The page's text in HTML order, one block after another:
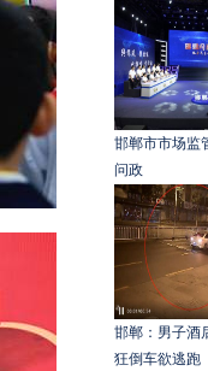
邯郸市市场监
问政
邯郸：男子酒
狂倒车欲逃跑